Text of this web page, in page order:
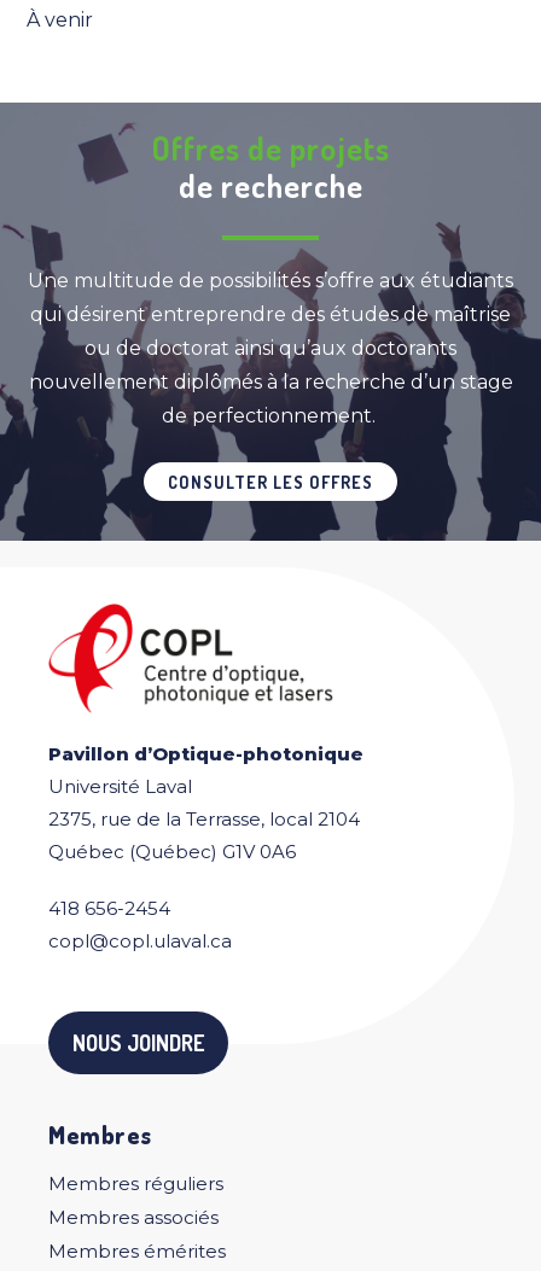
À venir
Offres de projets
de recherche
Une multitude de possibilités s’offre aux étudiants
qui désirent entreprendre des études de maîtrise
ou de doctorat ainsi qu’aux doctorants
nouvellement diplômés à la recherche d’un stage
de perfectionnement.
CONSULTER LES OFFRES
Pavillon d’Optique-photonique
Université Laval
2375, rue de la Terrasse, local 2104
Québec (Québec) G1V 0A6
418 656-2454
copl@copl.ulaval.ca
NOUS JOINDRE
Membres
Membres réguliers
Membres associés
Membres émérites